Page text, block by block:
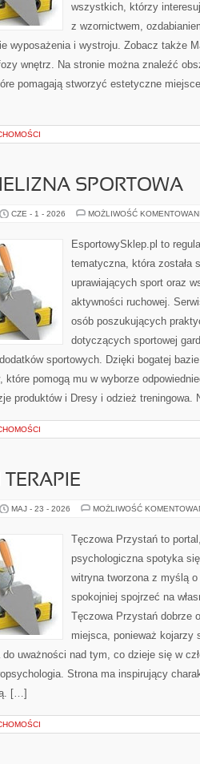
wszystkich, którzy
z wzornictwem,
wyposażenia i wystroju. Zobacz także
wnętrz. Na stronie można znaleźć
pomagają stworzyć estetyczne
SPORTOWA
CZE - 1 - 2026 MOŻLIWOŚĆ
EsportowySklep.pl to
tematyczna, która została
uprawiających sport oraz
aktywności ruchowej.
osób poszukujących
dotyczących sportowej
sportowych. Dzięki bogatej
które pomogą mu w wyborze
produktów i Dresy i odzież
TERAPIE
MAJ - 23 - 2026 MOŻLIWOŚĆ
Tęczowa Przystań to
psychologiczna spotyka
witryna tworzona z myślą
spokojniej spojrzeć na
Tęczowa Przystań dobrze
miejsca, ponieważ kojarzy
uważności nad tym, co dzieje się w
Strona ma inspirujący
[…]